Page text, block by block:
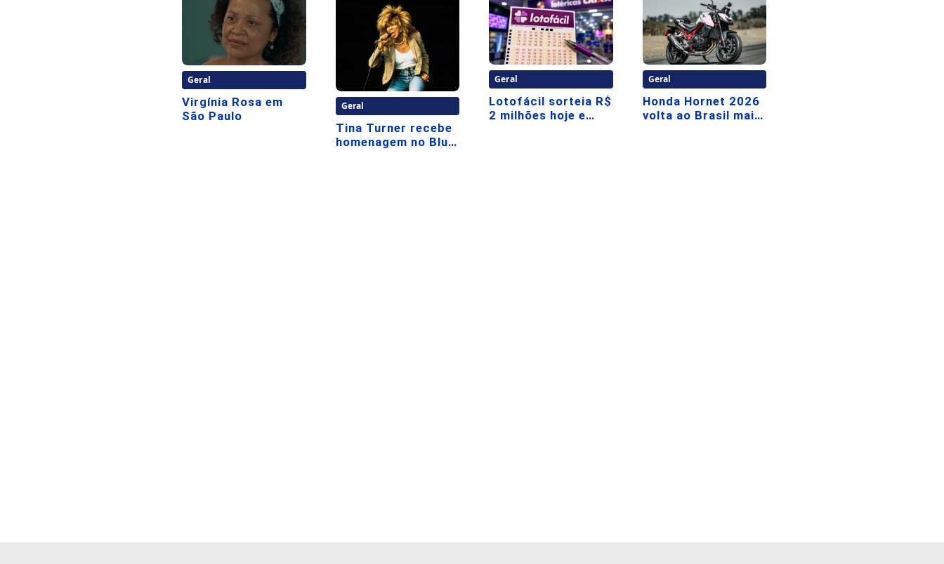
Geral
Virgínia Rosa em
São Paulo
Geral
Tina Turner recebe
homenagem no Blue
Geral
Lotofácil sorteia R$
2 milhões hoje e
Geral
Honda Hornet 2026
volta ao Brasil mais